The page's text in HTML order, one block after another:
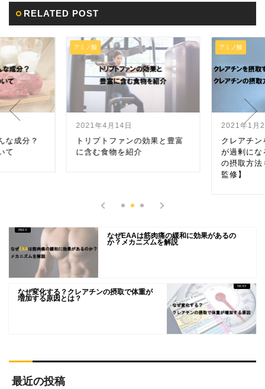
RELATED POST
な成分？
て
アミノ酸
2021年4月14日
トリプトファンの効果と豊富
に含む食物を紹介
アミノ酸
2021年1月
クレアチ
が過剰にな
の摂取方法
監修】
なぜEAAは筋肉痛の緩和に効果があるの
か？メカニズムを解説
なぜ変化する？クレアチンの摂取で体重が
増加する原因とは？
最近の投稿